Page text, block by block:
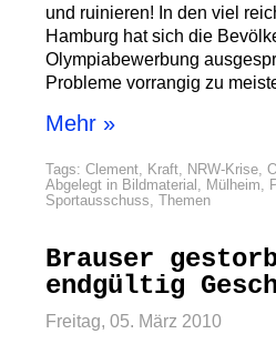
und ruinieren! In den viel
Hamburg hat sich die
Olympiabewerbung
Probleme vorrangig zu
Mehr »
Tags: Clement, Kraft, NRW-Krise,
Abgelegt in Bildmaterial , Mülheim,
Sportausschuss, Themen
Brauser
endgültig
Freitag, 05. März 2010